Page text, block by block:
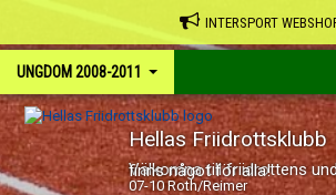
INTERSPORT
UNGDOM 2008-2011
Hellas Friidrottsklubb
Välkomna till friidrottens underbara värld där det finns något för alla!
07-10 Roth/Reimer